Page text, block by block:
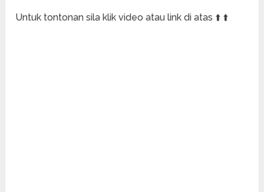
Untuk tontonan sila klik video atau link di atas ⬆️ ⬆️